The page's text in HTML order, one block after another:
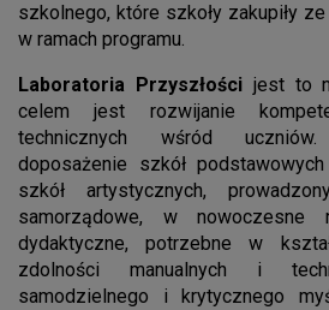
szkolnego, które szkoły zakupiły
w ramach programu.
Laboratoria Przyszłościjest to
celem jest rozwijanie
technicznych wśród
doposażenie szkół
szkół artystycznych,
samorządowe, w nowoczesne
dydaktyczne, potrzebne w
zdolności manualnych i
samodzielnego i krytycznego